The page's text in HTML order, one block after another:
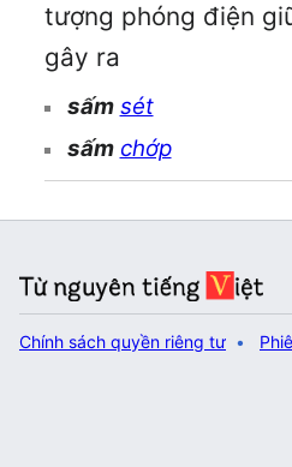
tượng phóng điện
gây ra
sấm sét
sấm chớp
Chính sách quyền riêng tư